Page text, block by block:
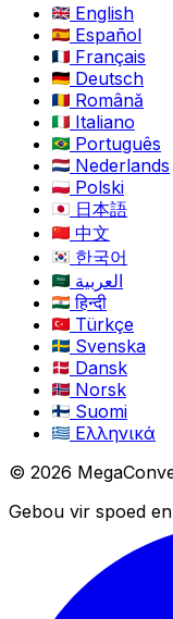
English
Español
Français
Deutsch
Română
Italiano
Português
Nederlands
Polski
日本語
中文
한국어
العربية
हिन्दी
Türkçe
Svenska
Dansk
Norsk
Suomi
Ελληνικά
© 2026
Gebou vir spoed